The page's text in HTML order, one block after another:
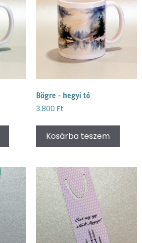
Bögre – hegyi tó
3.800 Ft
Kosárba teszem